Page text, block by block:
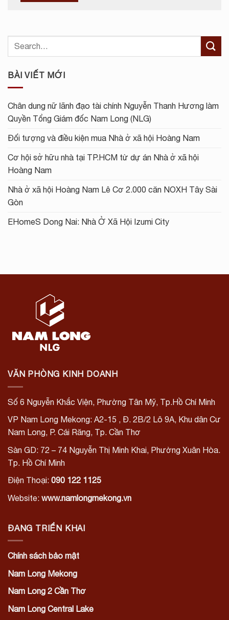
BÀI VIẾT MỚI
Chân dung nữ lãnh đạo tài chính Nguyễn Thanh Hương làm
Quyền Tổng Giám đốc Nam Long (NLG)
Đối tượng và điều kiện mua Nhà ở xã hội Hoàng Nam
Cơ hội sở hữu nhà tại TP.HCM từ dự án Nhà ở xã hội
Hoàng Nam
Nhà ở xã hội Hoàng Nam Lê Cơ 2.000 căn NOXH Tây Sài
Gòn
EHomeS Dong Nai: Nhà Ở Xã Hội Izumi City
VĂN PHÒNG KINH DOANH
Số 6 Nguyễn Khắc Viện, Phường Tân Mỹ, Tp.Hồ Chí Minh
VP Nam Long Mekong: A2-15 , Đ. 2B/2 Lô 9A, Khu dân Cư
Nam Long, P. Cái Răng, Tp. Cần Thơ
Sàn GD: 72 – 74 Nguyễn Thị Minh Khai, Phường Xuân Hòa.
Tp. Hồ Chí Minh
Điện Thoại: 090 122 1125
Website: www.namlongmekong.vn
ĐANG TRIỂN KHAI
Chính sách bảo mật
Nam Long Mekong
Nam Long 2 Cần Thơ
Nam Long Central Lake